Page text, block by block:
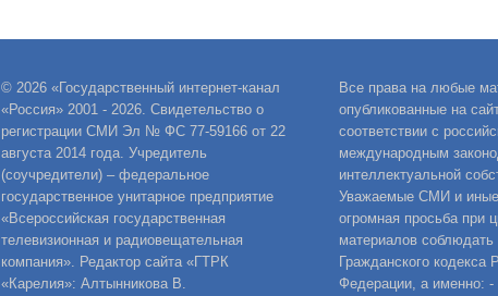
© 2026 «Государственный интернет-канал
«Россия» 2001 - 2026. Свидетельство о
регистрации СМИ Эл № ФС 77-59166 от 22
августа 2014 года. Учредитель
(соучредители) – федеральное
государственное унитарное предприятие
«Всероссийская государственная
телевизионная и радиовещательная
компания». Редактор сайта «ГТРК
«Карелия»: Алтынникова В.
Все права на любые
опубликованные на
соответствии с
международным
интеллектуальной
Уважаемые СМИ и иные
огромная просьба при
материалов соблюдать
Гражданского кодекса
Федерации, а именно: -